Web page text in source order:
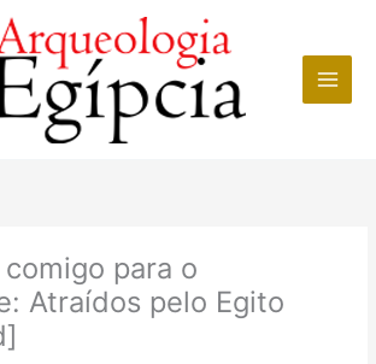
para o
Atraídos pelo Egito